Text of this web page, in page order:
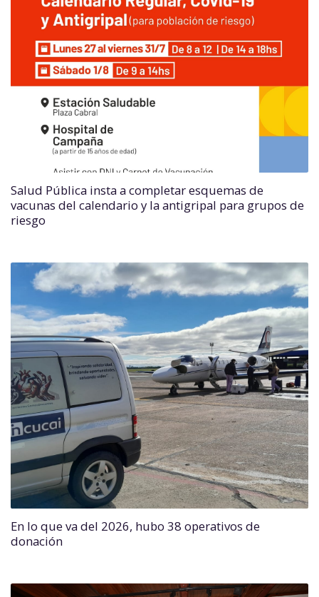
Salud Pública insta a completar esquemas de
vacunas del calendario y la antigripal para grupos de
riesgo
En lo que va del 2026, hubo 38 operativos de
donación